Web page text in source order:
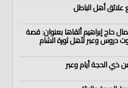
أهل الباطل
حاج إبراهيم ألقاها بعنوان: قصة
دروس وعبر لأهل ثورة الشام
ذي الحجة أيام وعبر